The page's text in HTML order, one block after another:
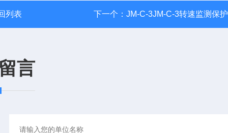
列表 下一个： JM-C-3JM-C-3转速监测保
言